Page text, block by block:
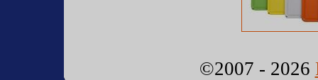
©2007 - 2026